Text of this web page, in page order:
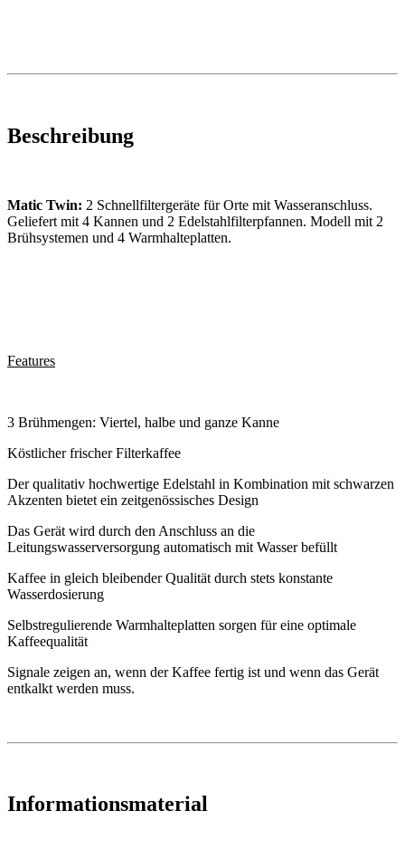
Beschreibung
Matic Twin: 2 Schnellfiltergeräte für Orte mit Wasseranschluss.
Geliefert mit 4 Kannen und 2 Edelstahlfilterpfannen. Modell mit 2
Brühsystemen und 4 Warmhalteplatten.
Features
3 Brühmengen: Viertel, halbe und ganze Kanne
Köstlicher frischer Filterkaffee
Der qualitativ hochwertige Edelstahl in Kombination mit schwarzen
Akzenten bietet ein zeitgenössisches Design
Das Gerät wird durch den Anschluss an die
Leitungswasserversorgung automatisch mit Wasser befüllt
Kaffee in gleich bleibender Qualität durch stets konstante
Wasserdosierung
Selbstregulierende Warmhalteplatten sorgen für eine optimale
Kaffeequalität
Signale zeigen an, wenn der Kaffee fertig ist und wenn das Gerät
entkalkt werden muss.
Informationsmaterial